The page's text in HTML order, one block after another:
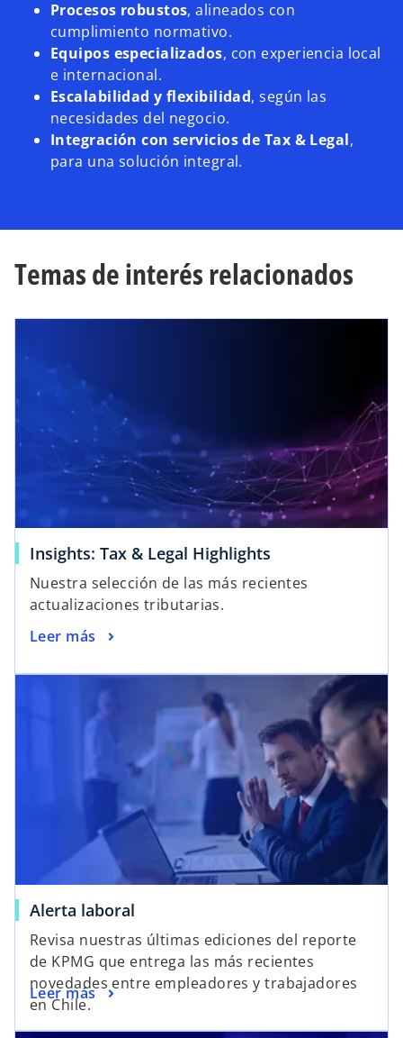
Procesos robustos, alineados con
cumplimiento normativo.
Equipos especializados, con experiencia local
e internacional.
Escalabilidad y flexibilidad, según las
necesidades del negocio.
Integración con servicios de Tax & Legal,
para una solución integral.
Temas de interés relacionados
Insights: Tax & Legal Highlights
Nuestra selección de las más recientes
actualizaciones tributarias.
Leer más
Alerta laboral
Revisa nuestras últimas ediciones del reporte
de KPMG que entrega las más recientes
novedades entre empleadores y trabajadores
en Chile.
Leer más